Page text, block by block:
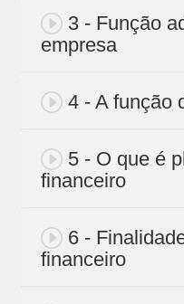
3 - Função
empresa
4 - A função
5 - O que é
financeiro
6 -
financeiro